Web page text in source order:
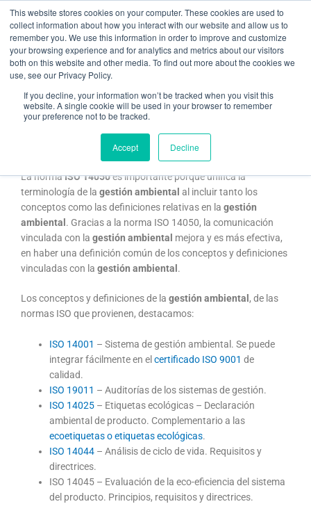
This website stores cookies on your computer. These cookies are used to
collect information about how you interact with our website and allow us to
remember you. We use this information in order to improve and customize
your browsing experience and for analytics and metrics about our visitors
both on this website and other media. To find out more about the cookies we
use, see our Privacy Policy.
If you decline, your information won’t be tracked when you visit this
website. A single cookie will be used in your browser to remember
your preference not to be tracked.
Accept Decline
contenido
ISO 14050 Gestión Ambiental, conceptos y definiciones
Conceptos ISO 14050 de gestión ambiental
La normaISO 14050es importante porque unifica la
terminología de la gestión ambiental al incluir tanto los
conceptos como las definiciones relativas en la gestión
ambiental. Gracias a la norma ISO 14050, la comunicación
vinculada con la gestión ambiental mejora y es más efectiva,
en haber una definición común de los conceptos y definiciones
vinculadas con la gestión ambiental.
Los conceptos y definiciones de la gestión ambiental , de las
normas ISO que provienen, destacamos:
ISO 14001 – Sistema de gestión ambiental. Se puede
integrar fácilmente en elcertificado ISO 9001 de
calidad.
ISO 19011 – Auditorías de los sistemas de gestión.
ISO 14025 – Etiquetas ecológicas – Declaración
ambiental de producto. Complementario a las
ecoetiquetas o etiquetas ecológicas.
ISO 14044 – Análisis de ciclo de vida. Requisitos y
directrices.
ISO 14045 – Evaluación de la eco-eficiencia del sistema
del producto. Principios, requisitos y directrices.